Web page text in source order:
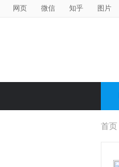
网页 微信 知乎 图片
首页